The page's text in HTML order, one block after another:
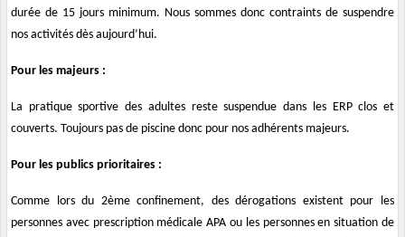
durée de 15 jours minimum. Nous sommes donc contraints de suspendre
nos activités dès aujourd’hui.
Pour les majeurs :
La pratique sportive des adultes reste suspendue dans les ERP clos et
couverts. Toujours pas de piscine donc pour nos adhérents majeurs.
Pour les publics prioritaires :
Comme lors du 2ème confinement, des dérogations existent pour les
personnes avec prescription médicale APA ou les personnes en situation de